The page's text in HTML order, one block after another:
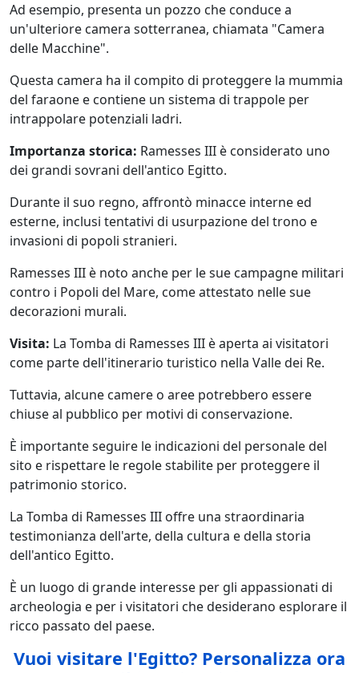
Ad esempio, presenta un pozzo che conduce a
un'ulteriore camera sotterranea, chiamata "Camera
delle Macchine".
Questa camera ha il compito di proteggere la mummia
del faraone e contiene un sistema di trappole per
intrappolare potenziali ladri.
Importanza storica: Ramesses III è considerato uno
dei grandi sovrani dell'antico Egitto.
Durante il suo regno, affrontò minacce interne ed
esterne, inclusi tentativi di usurpazione del trono e
invasioni di popoli stranieri.
Ramesses III è noto anche per le sue campagne militari
contro i Popoli del Mare, come attestato nelle sue
decorazioni murali.
Visita: La Tomba di Ramesses III è aperta ai visitatori
come parte dell'itinerario turistico nella Valle dei Re.
Tuttavia, alcune camere o aree potrebbero essere
chiuse al pubblico per motivi di conservazione.
È importante seguire le indicazioni del personale del
sito e rispettare le regole stabilite per proteggere il
patrimonio storico.
La Tomba di Ramesses III offre una straordinaria
testimonianza dell'arte, della cultura e della storia
dell'antico Egitto.
È un luogo di grande interesse per gli appassionati di
archeologia e per i visitatori che desiderano esplorare il
ricco passato del paese.
Vuoi visitare l'Egitto? Personalizza ora